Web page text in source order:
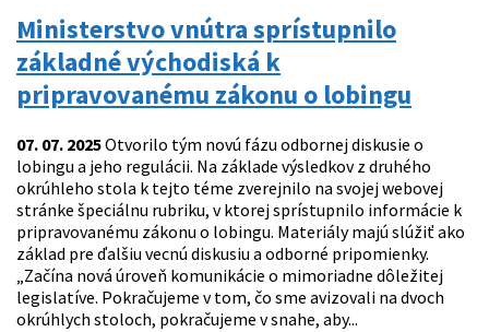
Ministerstvo vnútra sprístupnilo
základné východiská k
pripravovanému zákonu o lobingu
07. 07. 2025Otvorilo tým novú fázu odbornej diskusie o
lobingu a jeho regulácii. Na základe výsledkov z druhého
okrúhleho stola k tejto téme zverejnilo na svojej webovej
stránke špeciálnu rubriku, v ktorej sprístupnilo informácie k
pripravovanému zákonu o lobingu. Materiály majú slúžiť ako
základ pre ďalšiu vecnú diskusiu a odborné pripomienky.
„Začína nová úroveň komunikácie o mimoriadne dôležitej
legislatíve. Pokračujeme v tom, čo sme avizovali na dvoch
okrúhlych stoloch, pokračujeme v snahe, aby...